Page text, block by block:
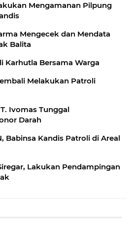
Mengamanan Pilpung
Mengecek dan Mendata
Balita
Karhutla Bersama Warga
Melakukan Patroli
Ivomas Tunggal
Darah
Babinsa Kandis Patroli di Areal
Lakukan Pendampingan